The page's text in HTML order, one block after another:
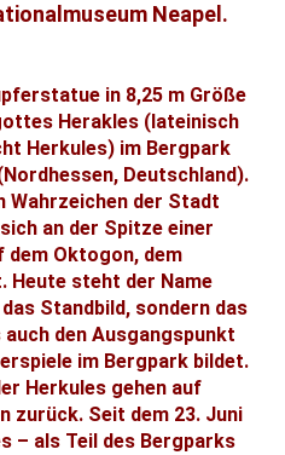
Neapel.
in 8,25 m Größe
Herakles (lateinisch
Herkules) im Bergpark
Deutschland).
Wahrzeichen der Stadt
an der Spitze einer
dem Oktogon, dem
Heute steht der Name
Standbild, sondern das
den Ausgangspunkt
im Bergpark bildet.
Herkules gehen auf
zurück. Seit dem 23. Juni
– als Teil des Bergparks